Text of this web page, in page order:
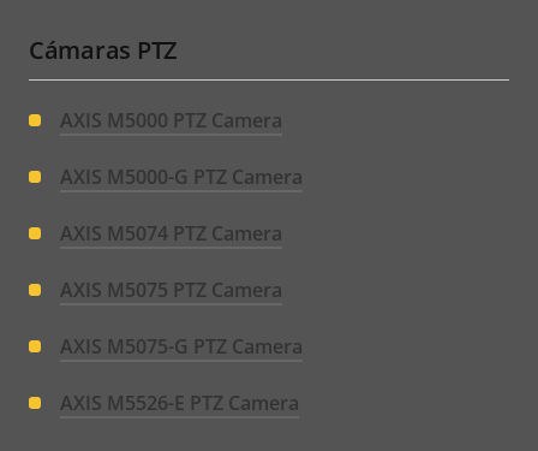
Cámaras PTZ
AXIS M5000 PTZ Camera
AXIS M5000-G PTZ Camera
AXIS M5074 PTZ Camera
AXIS M5075 PTZ Camera
AXIS M5075-G PTZ Camera
AXIS M5526-E PTZ Camera